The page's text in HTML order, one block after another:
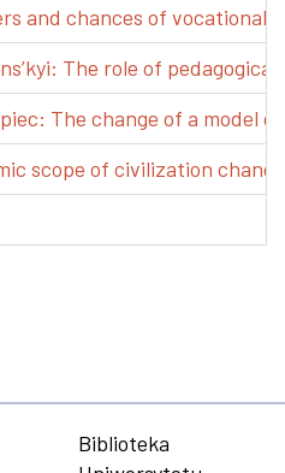
and chances of vocational
The role of
The change of a model
scope of civilization
Biblioteka